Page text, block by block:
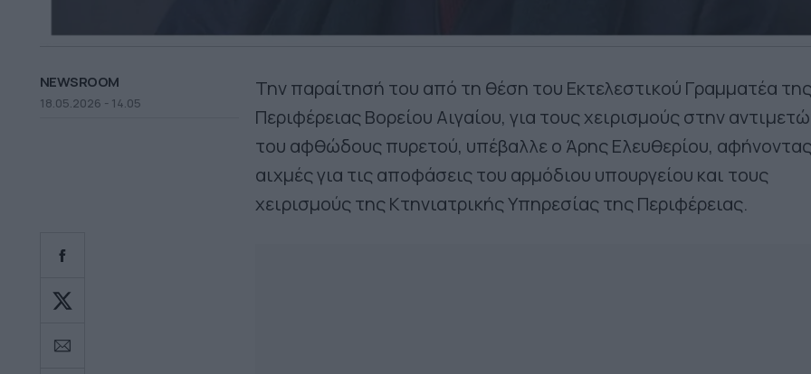
NEWSROOM
18.05.2026 - 14.05
Την παραίτησή του από τη θέση του Εκτελεστικού Γραμματέα της
Περιφέρειας Βορείου Αιγαίου, για τους χειρισμούς στην
του αφθώδους πυρετού, υπέβαλλε ο Άρης Ελευθερίου, αφήνοντας
αιχμές για τις αποφάσεις του αρμόδιου υπουργείου και τους
χειρισμούς της Κτηνιατρικής Υπηρεσίας της Περιφέρειας.